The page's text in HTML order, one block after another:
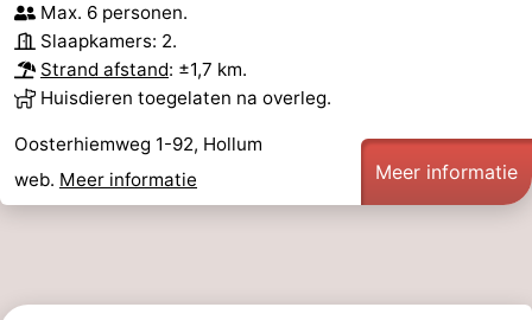
Max. 6 personen.
Slaapkamers: 2.
Strand afstand: ±1,7 km.
Huisdieren toegelaten na overleg.
Oosterhiemweg 1-92, Hollum
web. Meer informatie Meer informatie